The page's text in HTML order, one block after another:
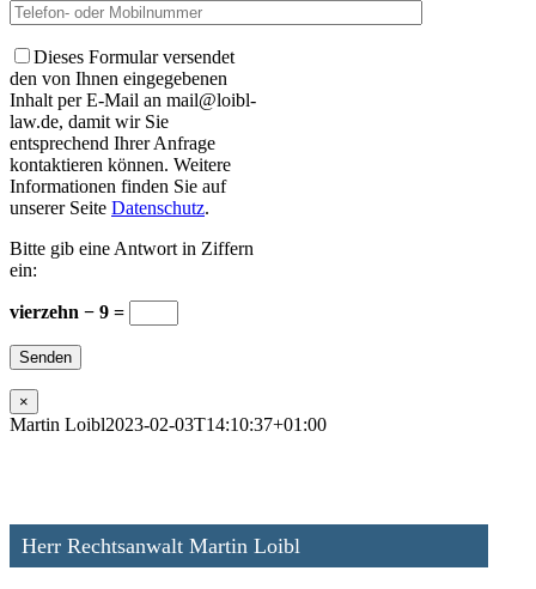
Dieses Formular versendet
den von Ihnen eingegebenen
Inhalt per E-Mail an mail@loibl-
law.de, damit wir Sie
entsprechend Ihrer Anfrage
kontaktieren können. Weitere
Informationen finden Sie auf
unserer Seite Datenschutz.
Bitte gib eine Antwort in Ziffern
ein:
vierzehn − 9 =
×
Martin Loibl2023-02-03T14:10:37+01:00
Herr Rechtsanwalt Martin Loibl